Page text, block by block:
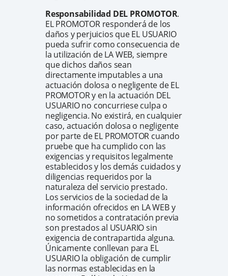
Responsabilidad DEL PROMOTOR.
EL PROMOTOR responderá de los
daños y perjuicios que EL USUARIO
pueda sufrir como consecuencia de
la utilización de LA WEB, siempre
que dichos daños sean
directamente imputables a una
actuación dolosa o negligente de EL
PROMOTOR y en la actuación DEL
USUARIO no concurriese culpa o
negligencia. No existirá, en cualquier
caso, actuación dolosa o negligente
por parte de EL PROMOTOR cuando
pruebe que ha cumplido con las
exigencias y requisitos legalmente
establecidos y los demás cuidados y
diligencias requeridos por la
naturaleza del servicio prestado.
Los servicios de la sociedad de la
información ofrecidos en LA WEB y
no sometidos a contratación previa
son prestados al USUARIO sin
exigencia de contrapartida alguna.
Únicamente conllevan para EL
USUARIO la obligación de cumplir
las normas establecidas en la